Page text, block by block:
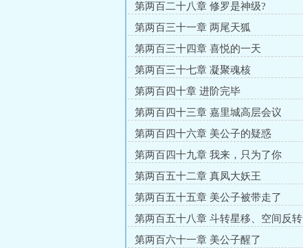
第两百二十八章 修罗是神级?
第两百三十一章 两尾天狐
第两百三十四章 喜悦的一天
第两百三十七章 凝聚魂核
第两百四十章 进阶完毕
第两百四十三章 嘉里城高层会议
第两百四十六章 美公子的疑惑
第两百四十九章 我来，只为了你
第两百五十二章 真凤大妖王
第两百五十五章 美公子被带走了
第两百五十八章 斗转星移、空间反转
第两百六十一章 美公子醒了